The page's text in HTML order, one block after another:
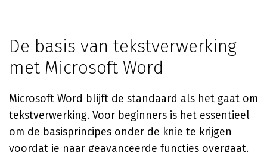
De basis van tekstverwerking
met Microsoft Word
Microsoft Word blijft de standaard als het gaat om
tekstverwerking. Voor beginners is het essentieel
om de basisprincipes onder de knie te krijgen
voordat je naar geavanceerde functies overgaat.